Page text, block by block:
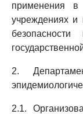
применения в
учреждениях и
2.
2.1.